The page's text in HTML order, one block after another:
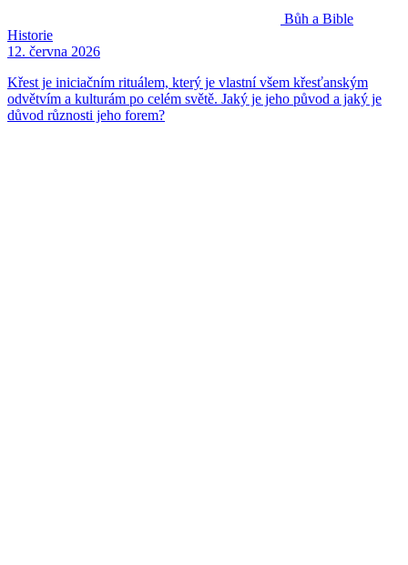
Bůh a Bible
Historie
12. června 2026
Křest je iniciačním rituálem, který je vlastní všem křesťanským
odvětvím a kulturám po celém světě. Jaký je jeho původ a jaký je
důvod různosti jeho forem?